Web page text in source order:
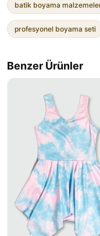
batik boyama
profesyonel boyama seti
Benzer Ürünler